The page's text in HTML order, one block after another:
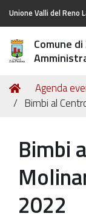
Unione Valli del Reno
Comune
Tu
sei
Home
Agenda
Bimbi al
Bimbi
2022